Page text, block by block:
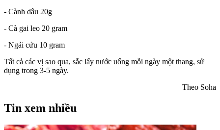
- Cành dâu 20g
- Cà gai leo 20 gram
- Ngải cứu 10 gram
Tất cả các vị sao qua, sắc lấy nước uống mỗi ngày một thang, sử
dụng trong 3-5 ngày.
Theo Soha
Tin xem nhiều